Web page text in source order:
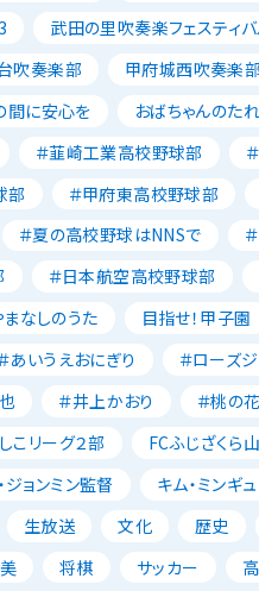
武田の里吹奏楽フェスティ
吹奏楽部 甲府城西吹奏楽部
間に安心を おばちゃんのたれ
＃韮崎工業高校野球部
部 ＃甲府東高校野球部
＃夏の高校野球はNNSで
＃日本航空高校野球部
まなしのうた 目指せ！甲子園
あいうえおにぎり ＃ローズ
＃井上かおり ＃桃の花
こリーグ２部 FCふじざくら
ジョンミン監督 キム・ミンギュ
生放送 文化 歴史
将棋 サッカー